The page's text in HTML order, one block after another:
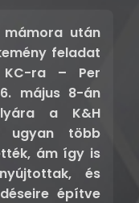
mámora után
feladat
ra – Per
május 8-án
a K&H
ugyan több
ám így is
és
építve